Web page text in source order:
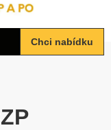
Chci nabídku